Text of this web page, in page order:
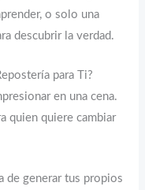
o solo una
descubrir la verdad.
para Ti?
en una cena.
quien quiere cambiar
de generar tus propios